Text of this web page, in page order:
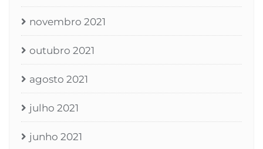
novembro 2021
outubro 2021
agosto 2021
julho 2021
junho 2021